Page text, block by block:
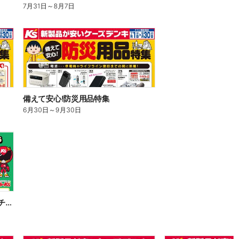
7月31日 ～8月7日
備えて安心!防災用品特集
6月30日 ～9月30日
あんしんパスポートアプリもLINEチラシもWでお得!